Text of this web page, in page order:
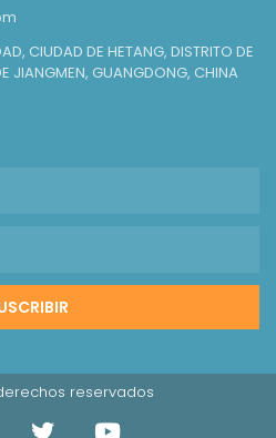
CIUDAD DE HETANG, DISTRITO DE
JIANGMEN, GUANGDONG, CHINA
reservados